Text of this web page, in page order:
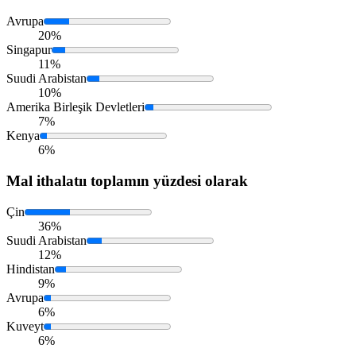
Avrupa
20%
Singapur
11%
Suudi Arabistan
10%
Amerika Birleşik Devletleri
7%
Kenya
6%
Mal ithalatıı toplamın yüzdesi olarak
Çin
36%
Suudi Arabistan
12%
Hindistan
9%
Avrupa
6%
Kuveyt
6%